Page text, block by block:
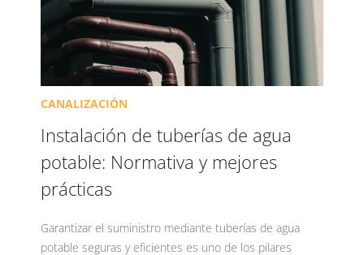
CANALIZACIÓN
Instalación de tuberías de agua
potable: Normativa y mejores
prácticas
Garantizar el suministro mediante tuberías de agua
potable seguras y eficientes es uno de los pilares